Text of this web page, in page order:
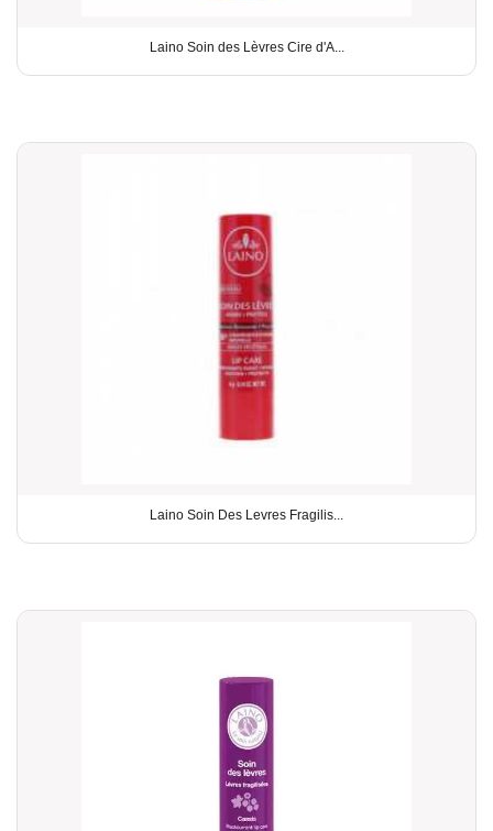
Laino Soin des Lèvres Cire d'A...
Laino Soin Des Levres Fragilis...